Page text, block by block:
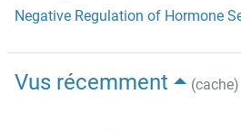
Negative Regulation of Hormone
Vus récemment (cache)